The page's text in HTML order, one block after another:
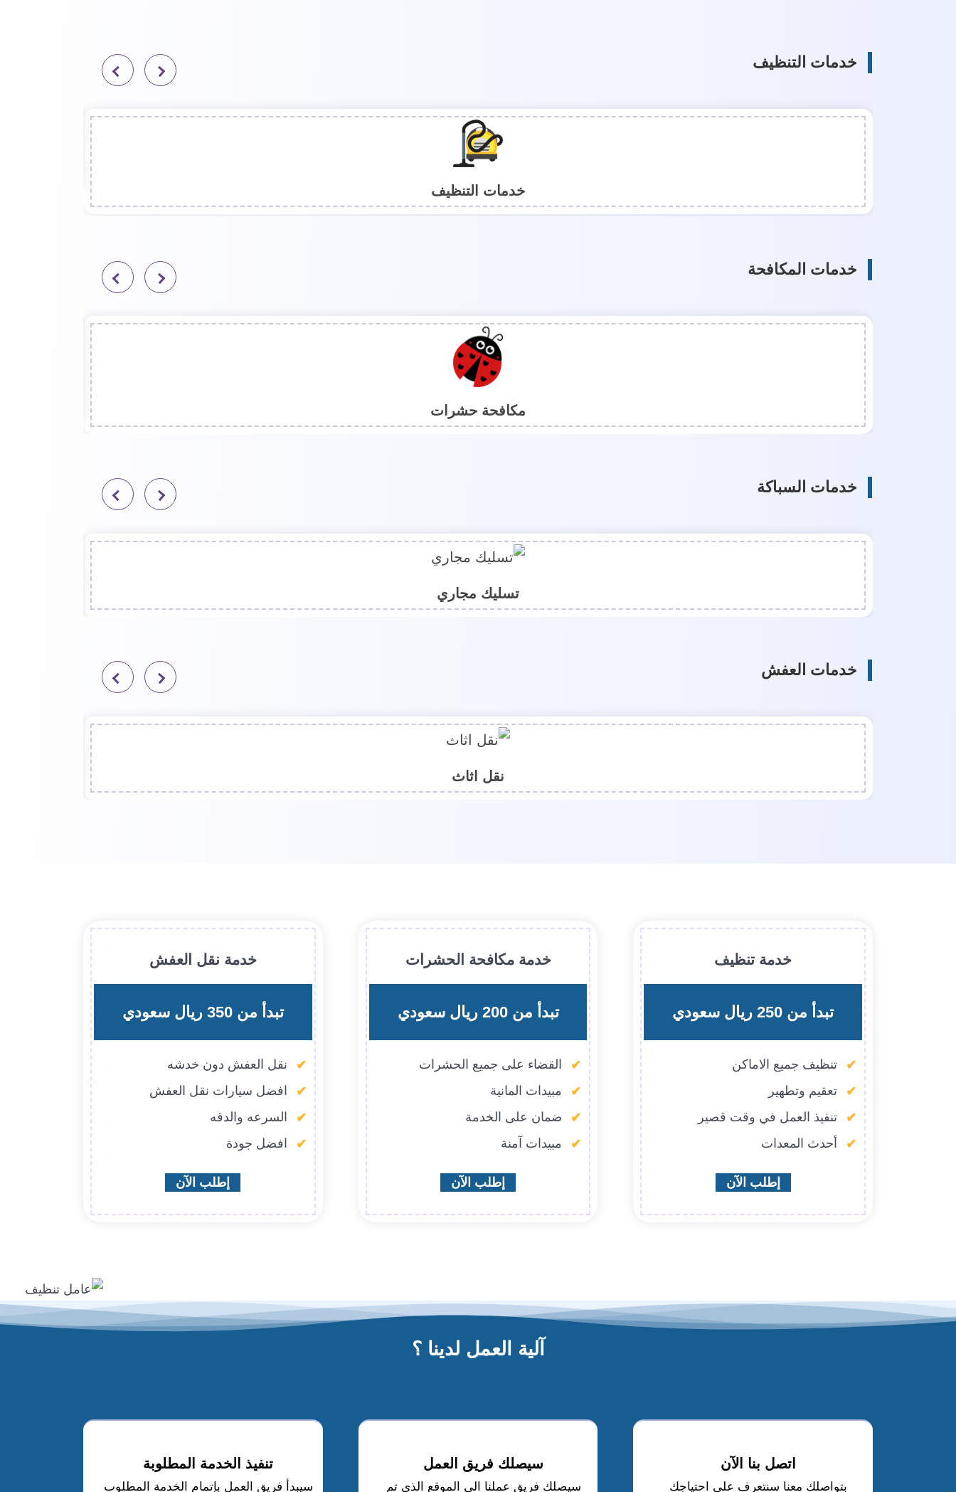
خدمات التنظيف
خدمات التنظيف
خدمات المكافحة
مكافحة حشرات
خدمات السباكة
تسليك مجاري
خدمات العفش
نقل اثاث
خدمة تنظيف
تبدأ من 250 ريال سعودي
تنظيف جميع الاماكن
تعقيم وتطهير
تنفيذ العمل في وقت قصير
أحدث المعدات
إطلب الآن
خدمة مكافحة الحشرات
تبدأ من 200 ريال سعودي
القضاء على جميع الحشرات
مبيدات المانية
ضمان على الخدمة
مبيدات آمنة
إطلب الآن
خدمة نقل العفش
تبدأ من 350 ريال سعودي
نقل العفش دون خدشه
افضل سيارات نقل العفش
السرعه والدقه
افضل جودة
إطلب الآن
آلية العمل لدينا ؟
اتصل بنا الآن
بتواصلك معنا سنتعرف على احتياجك
سيصلك فريق العمل
سيصلك فريق عملنا الى الموقع الذي تم
تنفيذ الخدمة المطلوبة
سيبدأ فريق العمل بإتمام الخدمة المطلوب